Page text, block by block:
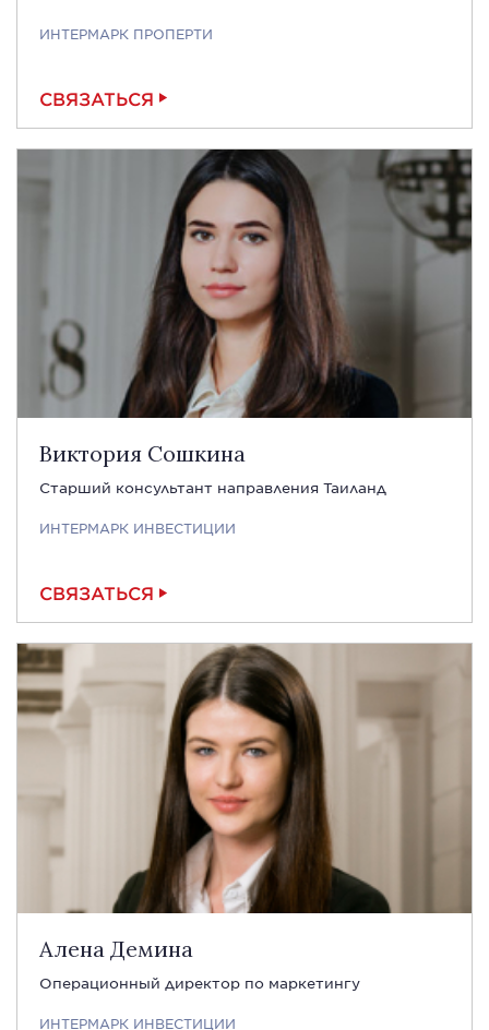
ИНТЕРМАРК ПРОПЕРТИ
СВЯЗАТЬСЯ
Виктория Сошкина
Старший консультант направления Таиланд
ИНТЕРМАРК ИНВЕСТИЦИИ
СВЯЗАТЬСЯ
Алена Демина
Операционный директор по маркетингу
ИНТЕРМАРК ИНВЕСТИЦИИ